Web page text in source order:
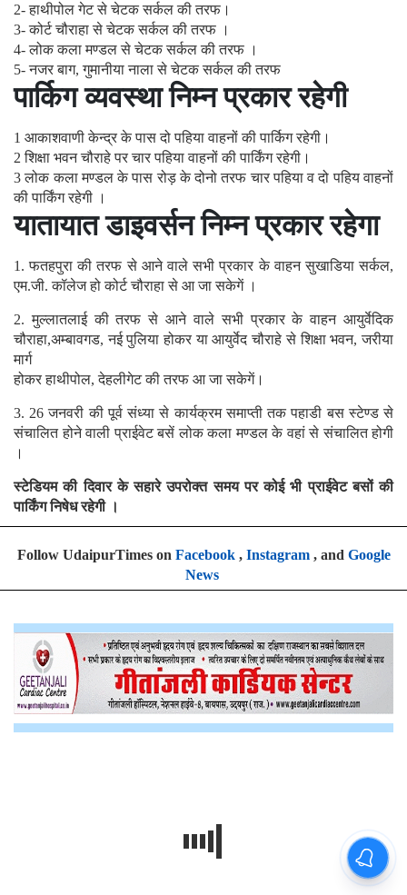
2- हाथीपोल गेट से चेटक सर्कल की तरफ।
3- कोर्ट चौराहा से चेटक सर्कल की तरफ ।
4- लोक कला मण्डल से चेटक सर्कल की तरफ ।
5- नजर बाग, गुमानीया नाला से चेटक सर्कल की तरफ
पार्किग व्यवस्था निम्न प्रकार रहेगी
1 आकाशवाणी केन्द्र के पास दो पहिया वाहनों की पार्किग रहेगी।
2 शिक्षा भवन चौराहे पर चार पहिया वाहनों की पार्किंग रहेगी।
3 लोक कला मण्डल के पास रोड़ के दोनो तरफ चार पहिया व दो पहिय वाहनों
की पार्किंग रहेगी ।
यातायात डाइवर्सन निम्न प्रकार रहेगा
1. फतहपुरा की तरफ से आने वाले सभी प्रकार के वाहन सुखाडिया सर्कल,
एम.जी. कॉलेज हो कोर्ट चौराहा से आ जा सकेगें ।
2. मुल्लातलाई की तरफ से आने वाले सभी प्रकार के वाहन आयुर्वेदिक
चौराहा,अम्बावगड, नई पुलिया होकर या आयुर्वेद चौराहे से शिक्षा भवन, जरीया
मार्ग
होकर हाथीपोल, देहलीगेट की तरफ आ जा सकेगें।
3. 26 जनवरी की पूर्व संध्या से कार्यक्रम समाप्ती तक पहाडी बस स्टेण्ड से
संचालित होने वाली प्राईवेट बसें लोक कला मण्डल के वहां से संचालित होगी
।
स्टेडियम की दिवार के सहारे उपरोक्त समय पर कोई भी प्राईवेट बसों की
पार्किंग निषेध रहेगी ।
Follow UdaipurTimes on Facebook, Instagram, and Google
News